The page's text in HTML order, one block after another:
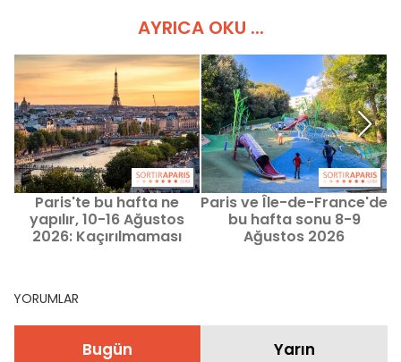
AYRICA OKU ...
Paris'te bu hafta ne
yapılır, 10-16 Ağustos
2026: Kaçırılmaması
Paris ve Île-de-France'de
bu hafta sonu 8-9
Ağustos 2026
YORUMLAR
Bugün Yarın